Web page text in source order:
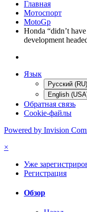
Главная
Мотоспорт
MotoGp
Honda “didn’t
development
Язык
Русский
English
Обратная связь
Cookie-файлы
Powered by Invision
×
Уже
Регистрация
Обзор